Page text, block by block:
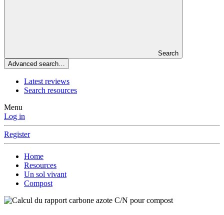
Search
Advanced search…
Latest reviews
Search resources
Menu
Log in
Register
Home
Resources
Un sol vivant
Compost